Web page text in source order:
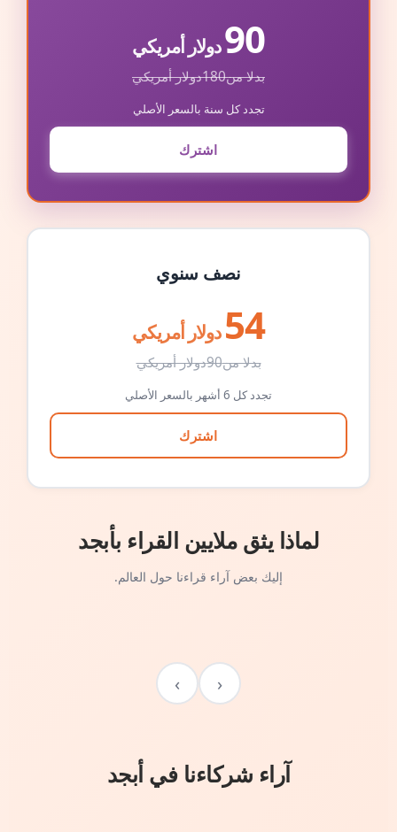
90دولار أمريكي
بدلا من180دولار أمريكي
تجدد كل سنة بالسعر الأصلي
اشترك
نصف سنوي
54 دولار أمريكي
بدلا من90دولار أمريكي
تجدد كل 6 أشهر بالسعر الأصلي
اشترك
لماذا يثق ملايين القراء بأبجد
إليك بعض آراء قراءنا حول العالم.
‹
›
آراء شركاءنا في أبجد